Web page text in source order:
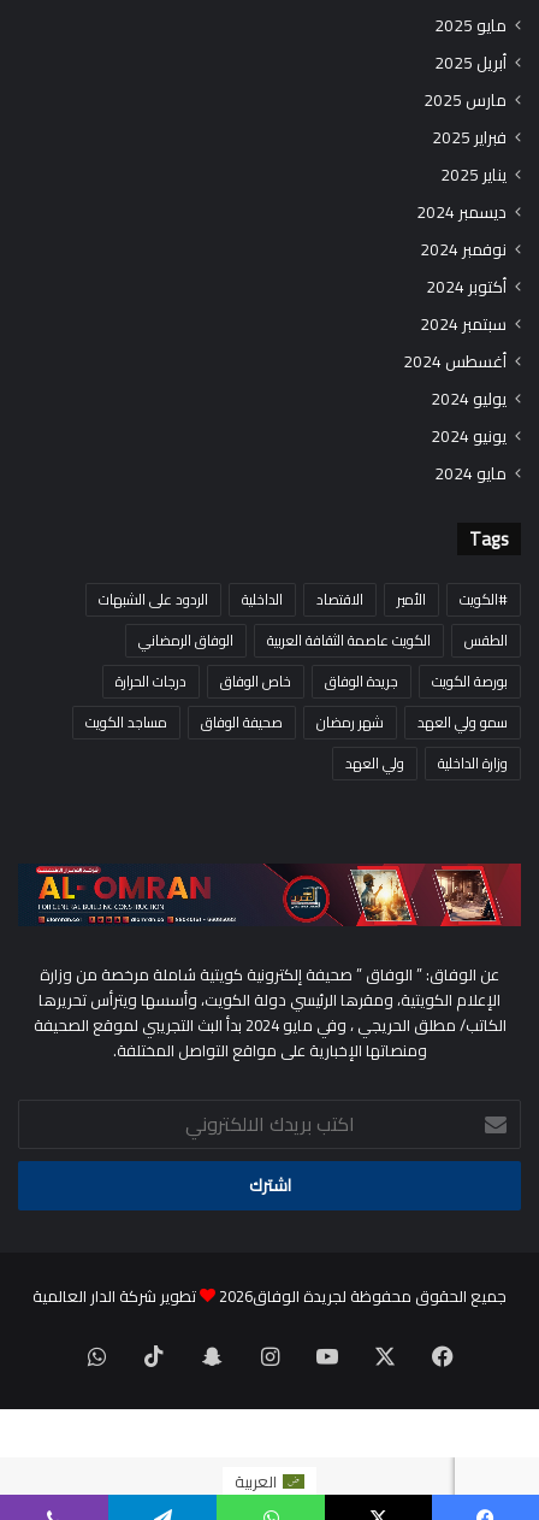
مايو 2025
أبريل 2025
مارس 2025
فبراير 2025
يناير 2025
ديسمبر 2024
نوفمبر 2024
أكتوبر 2024
سبتمبر 2024
أغسطس 2024
يوليو 2024
يونيو 2024
مايو 2024
Tags
#الكويت الأمير الاقتصاد الداخلية
الردود على الشبهات
الطقس
الكويت عاصمة الثقافة العربية
الوفاق الرمضاني
بورصة الكويت
جريدة الوفاق خاص الوفاق
درجات الحرارة
سمو ولي العهد
شهر رمضان صحيفة الوفاق
مساجد الكويت
وزارة الداخلية
ولي العهد
عن الوفاق: ” الوفاق ” صحيفة إلكترونية كويتية شاملة مرخصة من وزارة
الإعلام الكويتية، ومقرها الرئيسي دولة الكويت، وأسسها ويترأس تحريرها
الكاتب/ مطلق الحريجي ، وفي مايو 2024 بدأ البث التجريبي لموقع الصحيفة
ومنصاتها الإخبارية على مواقع التواصل المختلفة.
اكتب
بريدك
الالكتروني
جميع الحقوق محفوظة لجريدة الوفاق2026 تطوير شركة الدار العالمية
فيسبوك ‫YouTubeانستقرامسناب
تشات
‫TikTokواتساب
العربية